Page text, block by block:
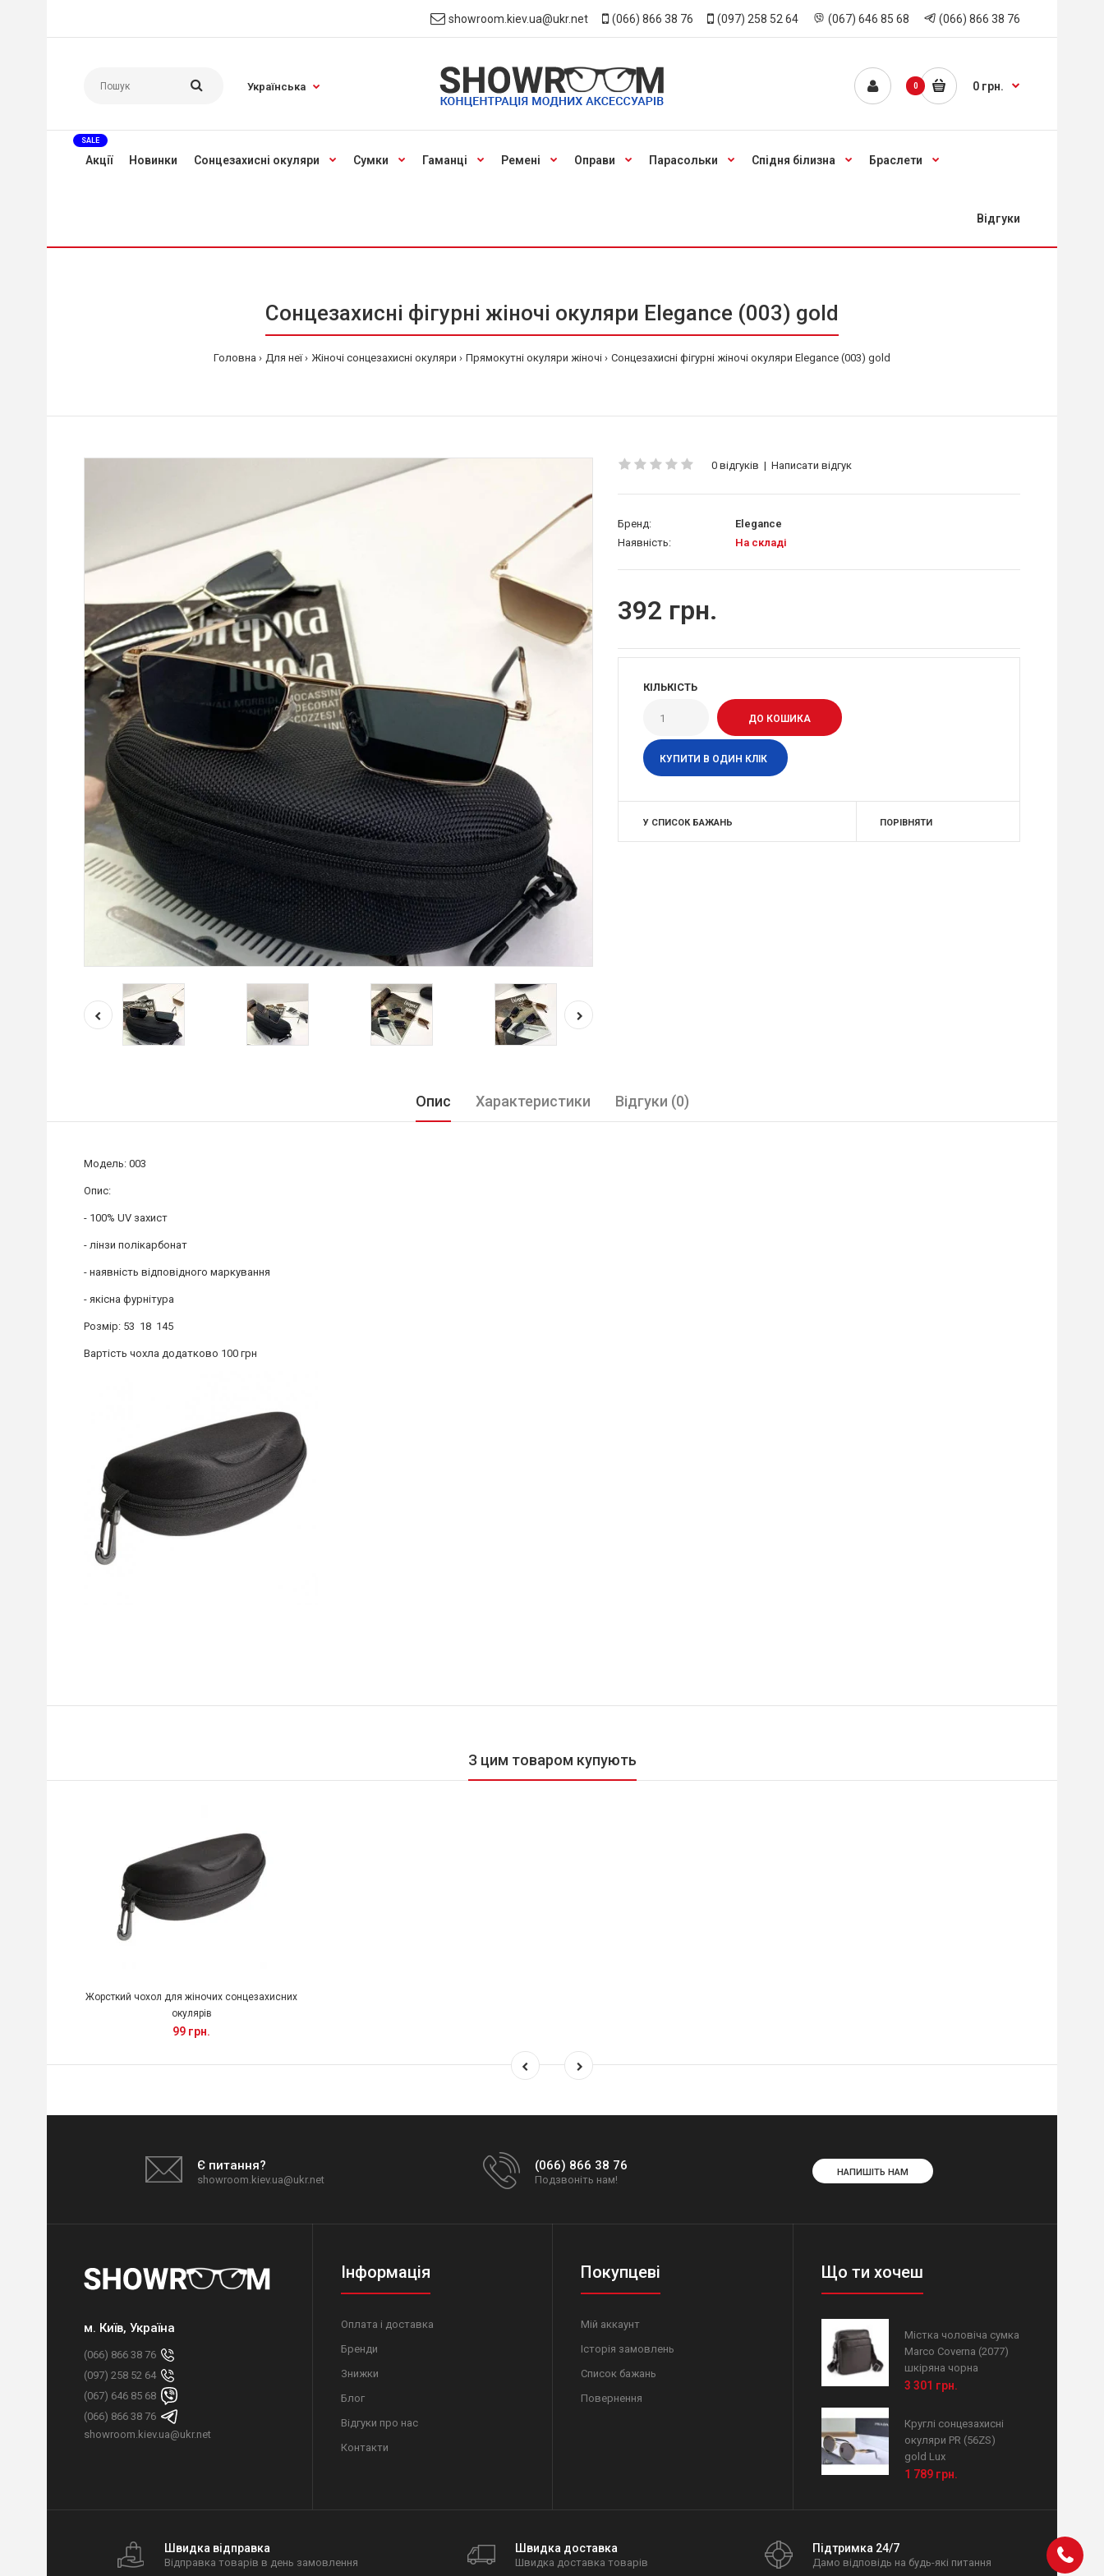
showroom.kiev.ua@ukr.net (066) 866 38 76 (097) 258 52 64 (067) 646 85 68 (066) 866 38 76
Українська 0 0 грн.
Акції
SALE
Новинки Сонцезахисні окуляри Сумки Гаманці Ремені Оправи Парасольки Спідня білизна Браслети
Відгуки
Сонцезахисні фігурні жіночі окуляри Elegance (003) gold
Головна Для неї Жіночі сонцезахисні окуляри Прямокутні окуляри жіночі Сонцезахисні фігурні жіночі окуляри Elegance (003) gold
0 відгуків | Написати відгук
Бренд:
Elegance
Наявність:
На складі
392 грн.
КІЛЬКІСТЬ
КУПИТИ В ОДИН КЛІК
У СПИСОК БАЖАНЬ ПОРІВНЯТИ
Опис Характеристики Відгуки (0)
Модель: 003
Опис:
- 100% UV захист
- лінзи полікарбонат
- наявність відповідного маркування
- якісна фурнітура
Розмір: 53 18 145
Вартість чохла додатково 100 грн
З цим товаром купують
Жорсткий чохол для жіночих сонцезахисних
окулярів
99 грн.
Є питання?
showroom.kiev.ua@ukr.net
(066) 866 38 76
Подзвоніть нам!
НАПИШІТЬ НАМ
м. Київ, Україна
(066) 866 38 76
(097) 258 52 64
(067) 646 85 68
(066) 866 38 76
showroom.kiev.ua@ukr.net
Інформація
Оплата і доставка
Бренди
Знижки
Блог
Відгуки про нас
Контакти
Покупцеві
Мій аккаунт
Історія замовлень
Список бажань
Повернення
Що ти хочеш
Містка чоловіча сумка
Marco Coverna (2077)
шкіряна чорна
3 301 грн.
Круглі сонцезахисні
окуляри PR (56ZS)
gold Lux
1 789 грн.
Швидка відправка
Відправка товарів в день замовлення
Швидка доставка
Швидка доставка товарів
Підтримка 24/7
Дамо відповідь на будь-які питання